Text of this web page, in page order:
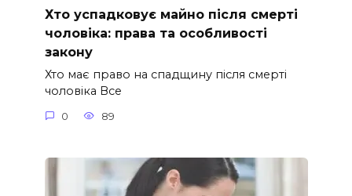
Хто успадковує майно після смерті
чоловіка: права та особливості
закону
Хто має право на спадщину після смерті
чоловіка Все
0 89